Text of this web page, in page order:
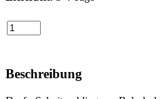
Beschreibung